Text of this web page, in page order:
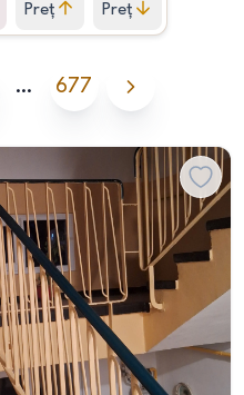
Preț
crescător
Preț
descrescător
… 677